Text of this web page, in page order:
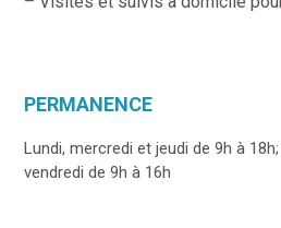
PERMANENCE
Lundi, mercredi et jeudi de 9h à
vendredi de 9h à 16h